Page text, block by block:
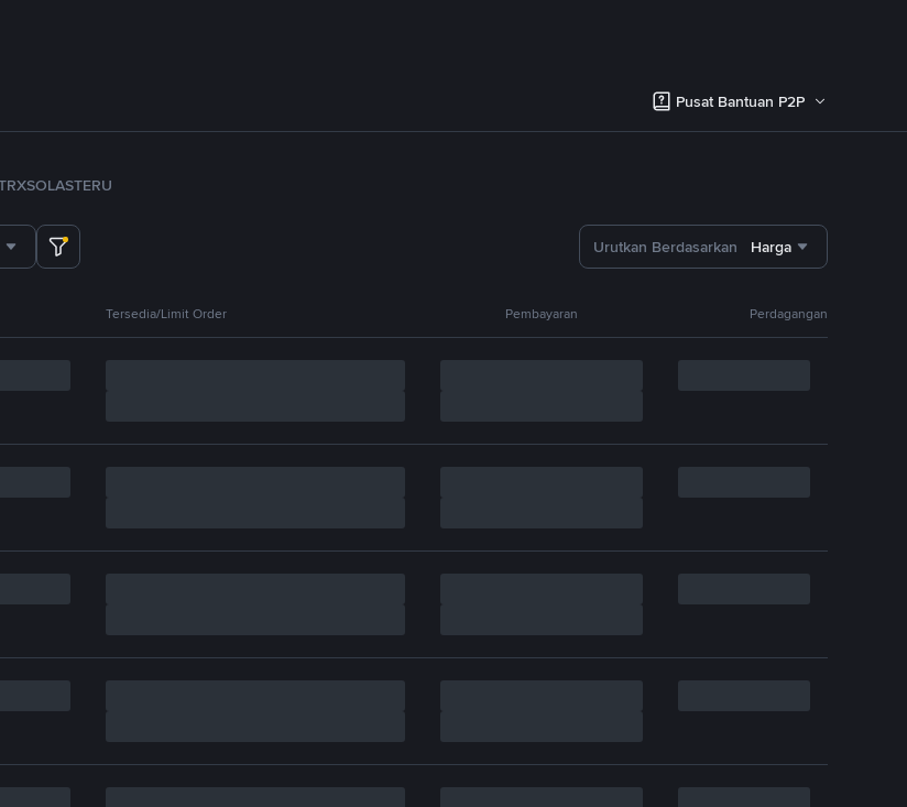
Pusat Bantuan P2P
SOLASTERU
Urutkan Berdasarkan Harga
Tersedia/Limit Order Pembayaran Perdagangan